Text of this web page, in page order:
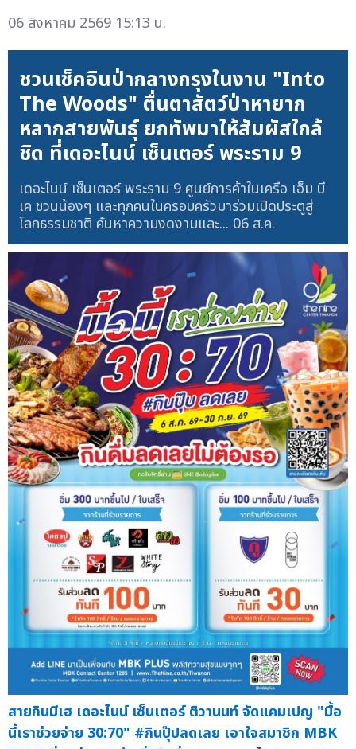
06 สิงหาคม 2569 15:13 น.
ชวนเช็คอินป่ากลางกรุงในงาน "Into
The Woods" ตื่นตาสัตว์ป่าหายาก
หลากสายพันธุ์ ยกทัพมาให้สัมผัสใกล้
ชิด ที่เดอะไนน์ เซ็นเตอร์ พระราม 9
เดอะไนน์ เซ็นเตอร์ พระราม 9 ศูนย์การค้าในเครือ เอ็ม บี
เค ชวนน้องๆ และทุกคนในครอบครัวมาร่วมเปิดประตูสู่
โลกธรรมชาติ ค้นหาความงดงามและ... 06 ส.ค.
สายกินมีเฮ เดอะไนน์ เซ็นเตอร์ ติวานนท์ จัดแคมเปญ "มื้อ
นี้เราช่วยจ่าย 30:70" #กินปุ๊ปลดเลย เอาใจสมาชิก MBK